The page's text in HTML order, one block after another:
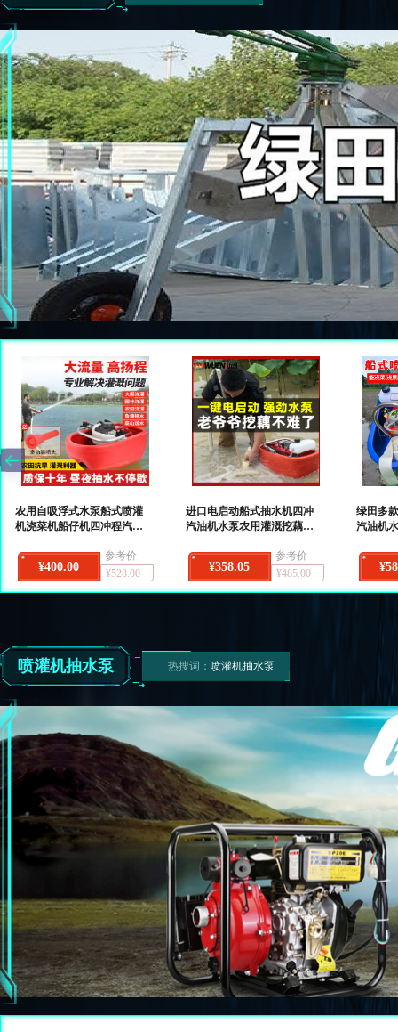
农用自吸浮式水泵船式喷灌
机浇菜机船仔机四冲程汽油
¥400.00
参考价
¥528.00
进口电启动船式抽水机四冲
汽油机水泵农用灌溉挖藕机
¥358.05
参考价
¥485.00
绿田多
汽油机
喷灌机抽水泵 热搜词： 喷灌机抽水泵